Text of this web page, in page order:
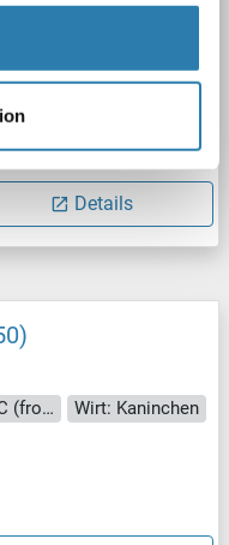
Fluor® 350
Details
WB, ELISA, IF (cc), IF (p), IHC (p), IHC (fro), ICC
Wirt: Kaninchen